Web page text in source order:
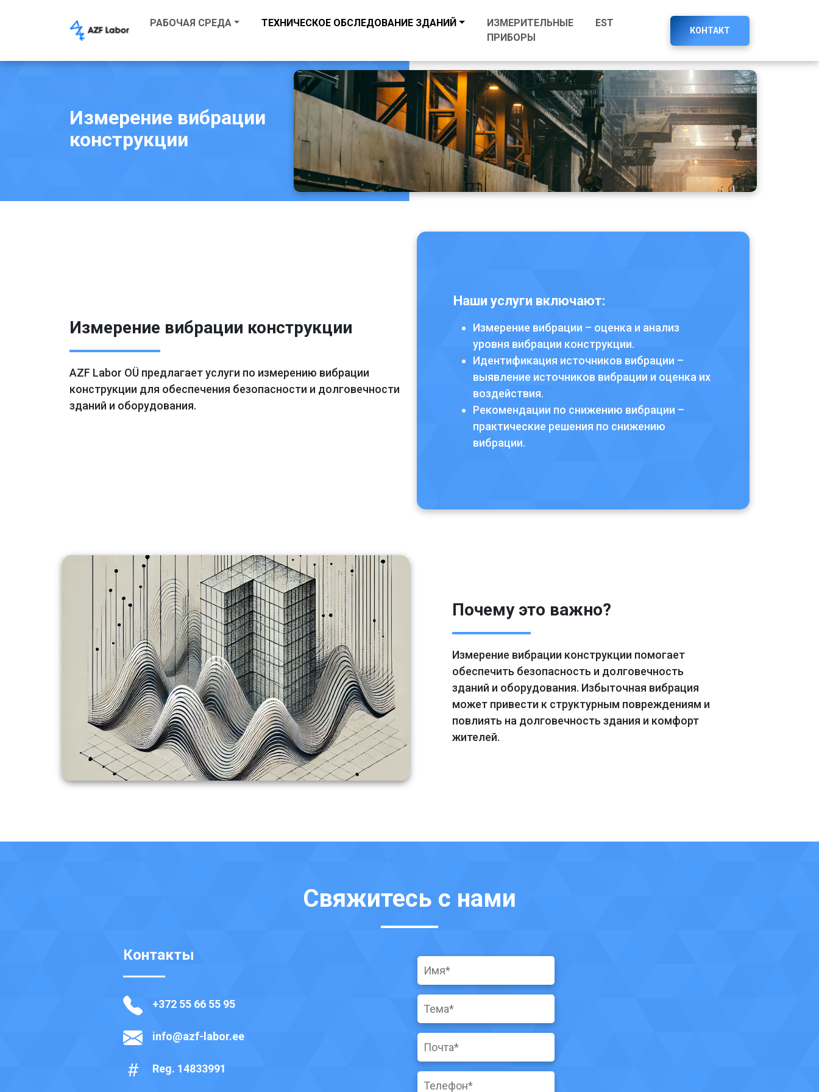
РАБОЧАЯ СРЕДА ТЕХНИЧЕСКОЕ ОБСЛЕДОВАНИЕ ЗДАНИЙ
ИЗМЕРИТЕЛЬНЫЕ
ПРИБОРЫ
EST
КОНТАКТ
Измерение вибрации
конструкции
Измерение вибрации конструкции
AZF Labor OÜ предлагает услуги по измерению вибрации
конструкции для обеспечения безопасности и долговечности
зданий и оборудования.
Наши услуги включают:
Измерение вибрации – оценка и анализ
уровня вибрации конструкции.
Идентификация источников вибрации –
выявление источников вибрации и оценка их
воздействия.
Рекомендации по снижению вибрации –
практические решения по снижению
вибрации.
Почему это важно?
Измерение вибрации конструкции помогает
обеспечить безопасность и долговечность
зданий и оборудования. Избыточная вибрация
может привести к структурным повреждениям и
повлиять на долговечность здания и комфорт
жителей.
Свяжитесь с нами
Контакты
+372 55 66 55 95
info@azf-labor.ee
Reg. 14833991